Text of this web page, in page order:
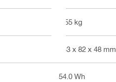
0.55 kg
133 x 82 x 48 mm
54.0 Wh